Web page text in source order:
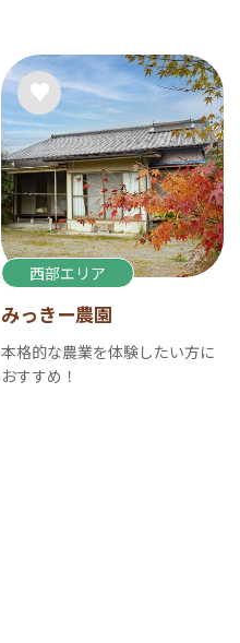
西部エリア
みっきー農園
本格的な農業を体験したい方に
おすすめ！